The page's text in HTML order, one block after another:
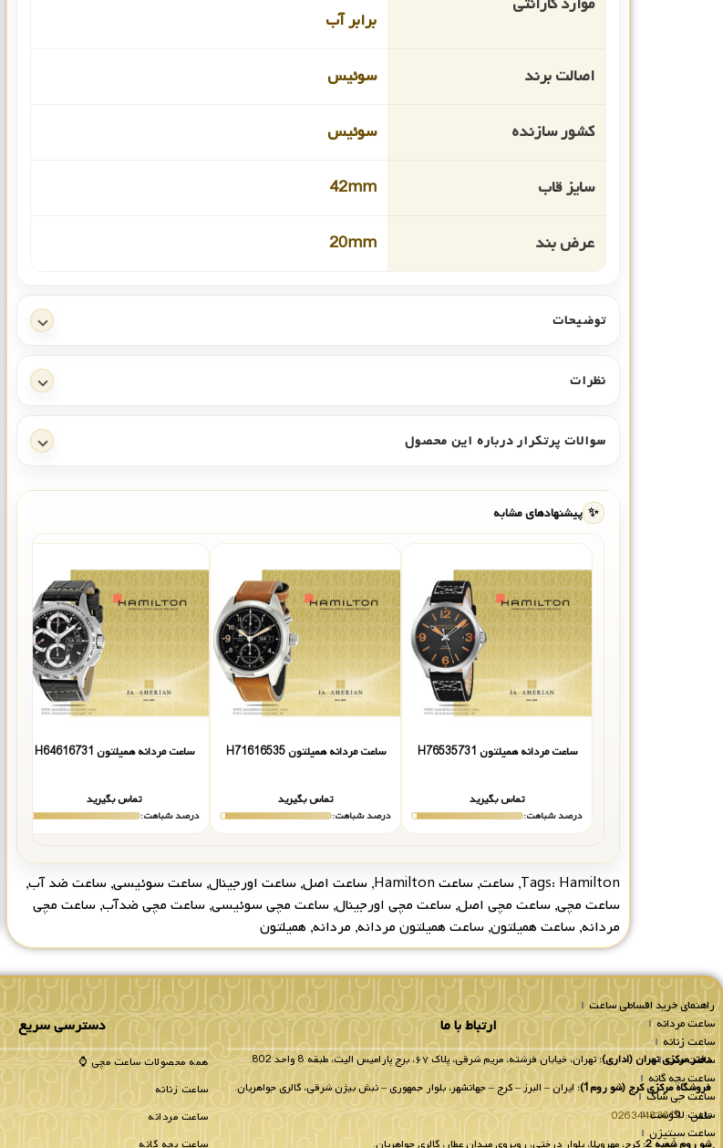
برابر آب
اصالت برند سوئیس
کشور سازنده سوئیس
سایز قاب 42mm
عرض بند 20mm
توضیحات
نظرات
سوالات پرتکرار درباره این محصول
✨ پیشنهادهای مشابه
ساعت مردانه همیلتون H76535731
تماس بگیرید
درصد شباهت:
ساعت مردانه همیلتون H71616535
تماس بگیرید
درصد شباهت:
ساعت مردانه همیلتون H64616731
تماس بگیرید
درصد شباهت:
Tags: Hamilton
, ساعت, ساعت Hamilton , ساعت اصل, ساعت اورجینال, ساعت سوئیسی, ساعت ضد آب,
ساعت مچی, ساعت مچی اصل, ساعت مچی اورجینال, ساعت مچی سوئیسی, ساعت مچی ضدآب, ساعت مچی
مردانه, ساعت همیلتون, ساعت همیلتون مردانه, مردانه, همیلتون
راهنمای خرید اقساطی ساعت
ساعت مردانه
ساعت زنانه
ساعت ست
ساعت بچه گانه
ساعت جی شاک
ساعت لاگوست
ساعت سیتیزن
ارتباط با ما
دفتر مرکزی تهران (اداری):تهران، خیابان فرشته، مریم شرقی، پلاک ۶۷، برج پارامیس الیت، طبقه 8 واحد 802.
فروشگاه مرکزی کرج (شو روم1):
ایران – البرز – کرج – جهانشهر، بلوار جمهوری – نبش بیژن شرقی، گالری جواهریان.
تلفن :02634483611
دسترسی سریع
همه محصولات ساعت مچی ⌚
ساعت زنانه
ساعت مردانه